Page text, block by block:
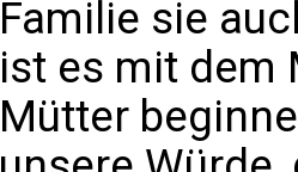
Familie sie
ist es mit dem
Mütter